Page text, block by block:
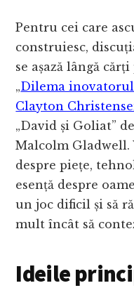
Pentru cei care
construiesc,
se așază lângă
„Dilema
Clayton
„David și Goliat” de
Malcolm Gladwell.
despre piețe,
esență despre
un joc dificil și să
mult încât să
Ideile